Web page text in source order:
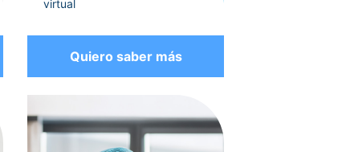
virtual
Quiero saber más